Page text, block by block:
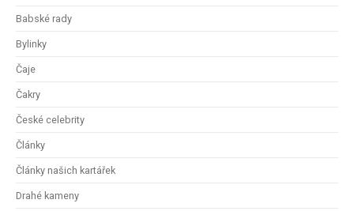
Babské rady
Bylinky
Čaje
Čakry
České celebrity
Články
Články našich kartářek
Drahé kameny